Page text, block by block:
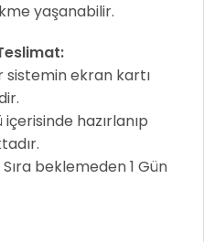
yaşanabilir.
sistemin ekran kartı
hazırlanıp
beklemeden 1 Gün